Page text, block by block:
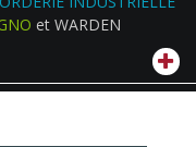
et WARDEN